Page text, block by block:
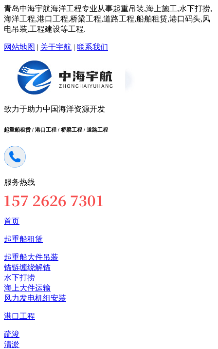
青岛中海宇航海洋工程专业从事起重吊装,海上施工,水下打捞,
海洋工程,港口工程,桥梁工程,道路工程,船舶租赁,港口码头,风
电吊装,工程建设等工程.
网站地图 | 关于宇航 | 联系我们
致力于助力中国海洋资源开发
起重船租赁 / 港口工程 / 桥梁工程 / 道路工程
服务热线
首页
起重船租赁
起重船大件吊装
锚链缠绕解锚
水下打捞
海上大件运输
风力发电机组安装
港口工程
疏浚
清淤